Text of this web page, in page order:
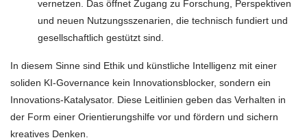
vernetzen. Das öffnet Zugang zu Forschung, Perspektiven
und neuen Nutzungsszenarien, die technisch fundiert und
gesellschaftlich gestützt sind.
In diesem Sinne sind Ethik und künstliche Intelligenz mit einer
soliden KI-Governance kein Innovationsblocker, sondern ein
Innovations-Katalysator. Diese Leitlinien geben das Verhalten in
der Form einer Orientierungshilfe vor und fördern und sichern
kreatives Denken.